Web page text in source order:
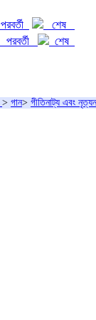
পরবর্তী
শেষ
পরবর্তী
শেষ
> গান> গীতিনাট্য এবং